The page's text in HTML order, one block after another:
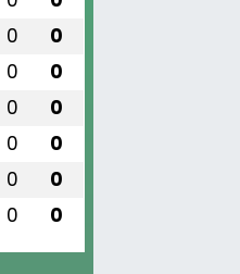
0 0
0 0
0 0
0 0
0 0
0 0